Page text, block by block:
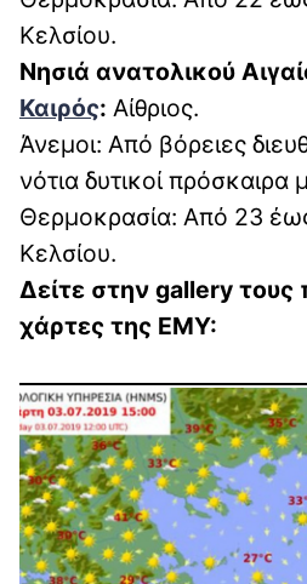
Κελσίου.
Νησιά ανατολικού
Καιρός: Αίθριος.
Άνεμοι: Από βόρειες
νότια δυτικοί
Θερμοκρασία: Από 23
Κελσίου.
Δείτε στην gallery
χάρτες της ΕΜΥ: